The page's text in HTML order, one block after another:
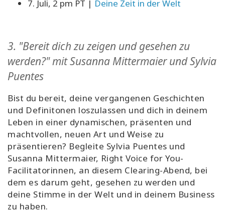
7. Juli, 2 pm PT | Deine Zeit in der Welt
3. "Bereit dich zu zeigen und gesehen zu
werden?" mit Susanna Mittermaier und Sylvia
Puentes
Bist du bereit, deine vergangenen Geschichten
und Definitonen loszulassen und dich in deinem
Leben in einer dynamischen, präsenten und
machtvollen, neuen Art und Weise zu
präsentieren? Begleite Sylvia Puentes und
Susanna Mittermaier, Right Voice for You-
Facilitatorinnen, an diesem Clearing-Abend, bei
dem es darum geht, gesehen zu werden und
deine Stimme in der Welt und in deinem Business
zu haben.